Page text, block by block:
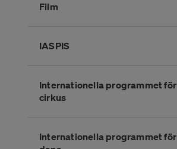
Film
IASPIS
Internationella programmet för
cirkus
Internationella programmet för